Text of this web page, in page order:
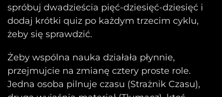
spróbuj dwadzieścia pięć-dziesięć-dziesięć i
dodaj krótki quiz po każdym trzecim cyklu,
żeby się sprawdzić.
Żeby wspólna nauka działała płynnie,
przejmujcie na zmianę cztery proste role.
Jedna osoba pilnuje czasu (Strażnik Czasu),